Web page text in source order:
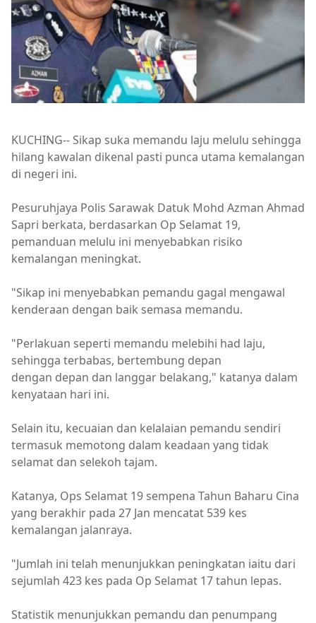
KUCHING-- Sikap suka memandu laju melulu sehingga
hilang kawalan dikenal pasti punca utama kemalangan
di negeri ini.
Pesuruhjaya Polis Sarawak Datuk Mohd Azman Ahmad
Sapri berkata, berdasarkan Op Selamat 19,
pemanduan melulu ini menyebabkan risiko
kemalangan meningkat.
"Sikap ini menyebabkan pemandu gagal mengawal
kenderaan dengan baik semasa memandu.
"Perlakuan seperti memandu melebihi had laju,
sehingga terbabas, bertembung depan
dengan depan dan langgar belakang," katanya dalam
kenyataan hari ini.
Selain itu, kecuaian dan kelalaian pemandu sendiri
termasuk memotong dalam keadaan yang tidak
selamat dan selekoh tajam.
Katanya, Ops Selamat 19 sempena Tahun Baharu Cina
yang berakhir pada 27 Jan mencatat 539 kes
kemalangan jalanraya.
"Jumlah ini telah menunjukkan peningkatan iaitu dari
sejumlah 423 kes pada Op Selamat 17 tahun lepas.
Statistik menunjukkan pemandu dan penumpang